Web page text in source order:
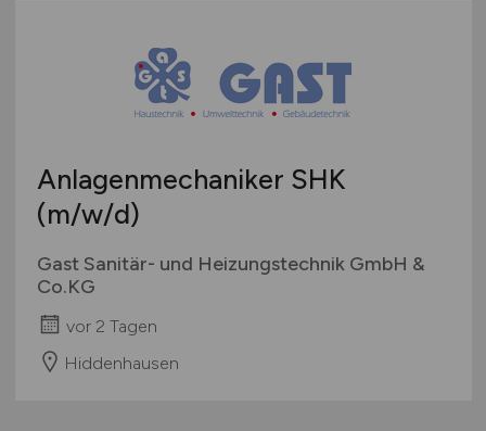
Anlagenmechaniker SHK
(m/w/d)
Gast Sanitär- und Heizungstechnik GmbH &
Co.KG
vor 2 Tagen
Hiddenhausen